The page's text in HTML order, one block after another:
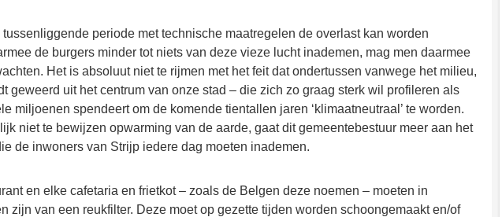
periode met technische maatregelen de overlast kan worden
de burgers minder tot niets van deze vieze lucht inademen, mag men daarmee
Het is absoluut niet te rijmen met het feit dat ondertussen vanwege het milieu,
geweerd uit het centrum van onze stad – die zich zo graag sterk wil profileren als
miljoenen spendeert om de komende tientallen jaren ‘klimaatneutraal’ te worden.
niet te bewijzen opwarming van de aarde, gaat dit gemeentebestuur meer aan het
de inwoners van Strijp iedere dag moeten inademen.
en elke cafetaria en frietkot – zoals de Belgen deze noemen – moeten in
zijn van een reukfilter. Deze moet op gezette tijden worden schoongemaakt en/of